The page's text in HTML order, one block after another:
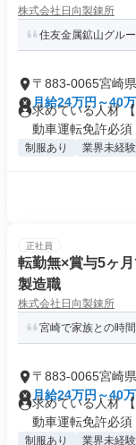
株式会社日向製錬所
住友金属鉱山グル
〒883-0065宮崎
月給24万円～40
求めている人材
動車運転免許必須
制服あり 業界未経
正社員
転勤無×賞与5ヶ
製造職
株式会社日向製錬所
宮崎で家族との時
〒883-0065宮崎
月給24万円～40
求めている人材
動車運転免許必須
制服あり 業界未経